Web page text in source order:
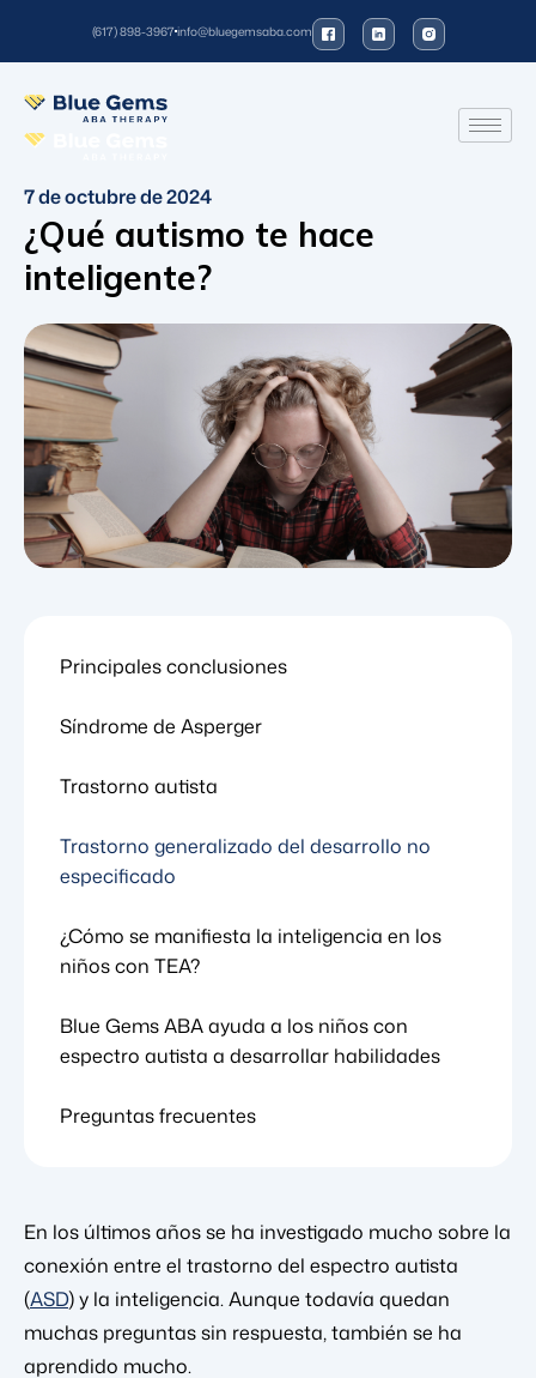
(617) 898-3967info@bluegemsaba.com
7 de octubre de 2024
¿Qué autismo te hace
inteligente?
Principales conclusiones
Síndrome de Asperger
Trastorno autista
Trastorno generalizado del desarrollo no
especificado
¿Cómo se manifiesta la inteligencia en los
niños con TEA?
Blue Gems ABA ayuda a los niños con
espectro autista a desarrollar habilidades
Preguntas frecuentes
En los últimos años se ha investigado mucho sobre la
conexión entre el trastorno del espectro autista
(ASD) y la inteligencia. Aunque todavía quedan
muchas preguntas sin respuesta, también se ha
aprendido mucho.